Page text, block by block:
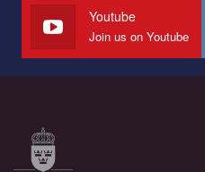
Youtube
Join us on Youtube